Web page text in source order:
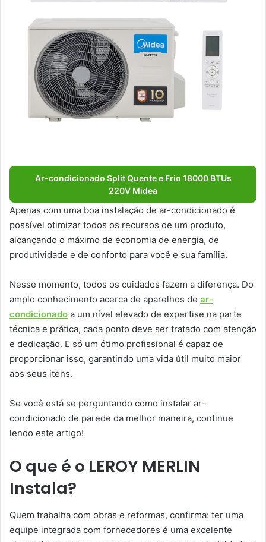
Ar-condicionado Split Quente e Frio 18000 BTUs
220V Midea
Apenas com uma boa instalação de ar-condicionado é
possível otimizar todos os recursos de um produto,
alcançando o máximo de economia de energia, de
produtividade e de conforto para você e sua família.
Nesse momento, todos os cuidados fazem a diferença. Do
amplo conhecimento acerca de aparelhos de ar-
condicionado a um nível elevado de expertise na parte
técnica e prática, cada ponto deve ser tratado com atenção
e dedicação. E só um ótimo profissional é capaz de
proporcionar isso, garantindo uma vida útil muito maior
aos seus itens.
Se você está se perguntando como instalar ar-
condicionado de parede da melhor maneira, continue
lendo este artigo!
O que é o LEROY MERLIN
Instala?
Quem trabalha com obras e reformas, confirma: ter uma
equipe integrada com fornecedores é uma excelente